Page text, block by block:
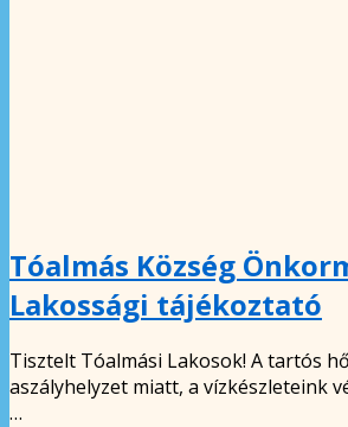
Tóalmás Község
Lakossági tájékoztató
Tisztelt Tóalmási Lakosok! A tartós
aszályhelyzet miatt, a vízkészleteink
…